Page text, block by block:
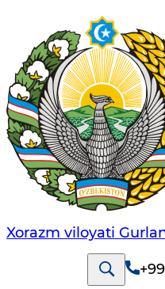
Xorazm viloyati